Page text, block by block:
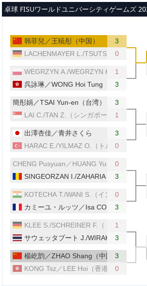
メインコンテンツへスキップ
卓球 FISUワールドユニバーシティゲームズ
韩菲兒／王暁彤（中国）
3
LACHENMAYER L./TSUTSUI Y.（ドイ
0
WEGRZYN A./WEGRZYN K.（ポーラン
1
呉詠琳／WONG Hoi Tung（香港）
3
簡彤娟／TSAI Yun-en（台湾）
3
LAI C./TAN Z.（シンガポール）1
出澤杏佳／青井さくら
3
HARAC E./YILMAZ O.（トルコ）
0
CHENG Pusyuan／HUANG Yu-jie（台湾）
0
SINGEORZAN I./ZAHARIA E.（ルーマ
3
KOTECHA T./WANI S.（インド）
0
カミーユ・ルッツ／Isa COK（フランス
3
KLEE S./SCHREINER F.（ドイツ）
1
サウェッタブート J./WIRAKARN T.（タ
3
楊屹韵／ZHAO Shang（中国）
3
KONG Tsz／LEE Hoi（香港） 0